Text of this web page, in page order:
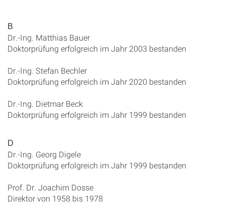
B
Dr.-Ing. Matthias Bauer
Doktorprüfung erfolgreich im Jahr 2003 bestanden
Dr.-Ing. Stefan Bechler
Doktorprüfung erfolgreich im Jahr 2020 bestanden
Dr.-Ing. Dietmar Beck
Doktorprüfung erfolgreich im Jahr 1999 bestanden
D
Dr.-Ing. Georg Digele
Doktorprüfung erfolgreich im Jahr 1999 bestanden
Prof. Dr. Joachim Dosse
Direktor von 1958 bis 1978